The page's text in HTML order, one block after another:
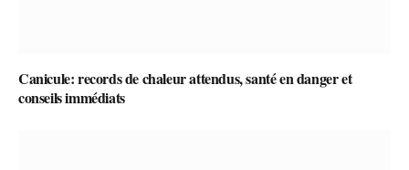
Canicule: records de chaleur attendus, santé en danger et
conseils immédiats